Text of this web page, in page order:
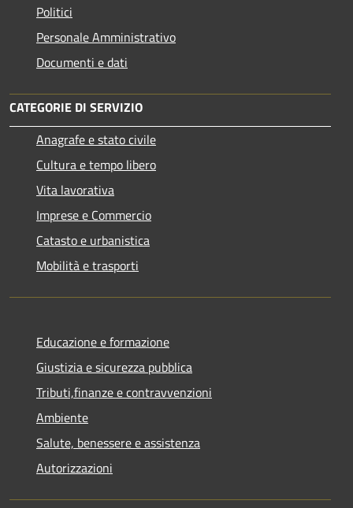
Politici
Personale Amministrativo
Documenti e dati
CATEGORIE DI SERVIZIO
Anagrafe e stato civile
Cultura e tempo libero
Vita lavorativa
Imprese e Commercio
Catasto e urbanistica
Mobilità e trasporti
Educazione e formazione
Giustizia e sicurezza pubblica
Tributi,finanze e contravvenzioni
Ambiente
Salute, benessere e assistenza
Autorizzazioni